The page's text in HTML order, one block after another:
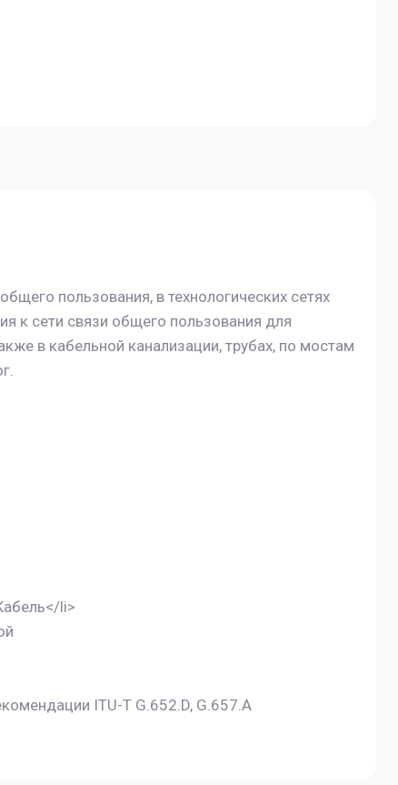
пользования, в технологических сетях
к сети связи общего пользования для
в кабельной канализации, трубах, по мостам
li>
ITU-T G.652.D, G.657.A